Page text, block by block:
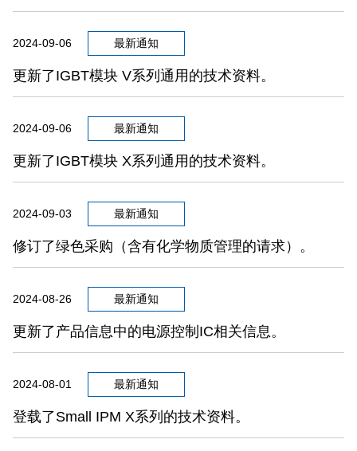
2024-09-06 最新通知
更新了IGBT模块 V系列通用的技术资料。
2024-09-06 最新通知
更新了IGBT模块 X系列通用的技术资料。
2024-09-03 最新通知
修订了绿色采购（含有化学物质管理的请求）。
2024-08-26 最新通知
更新了产品信息中的电源控制IC相关信息。
2024-08-01 最新通知
登载了Small IPM X系列的技术资料。